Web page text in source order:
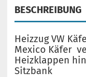
BESCHREIBUNG
Heizzug VW
Mexico Käfer
Heizklappen
Sitzbank